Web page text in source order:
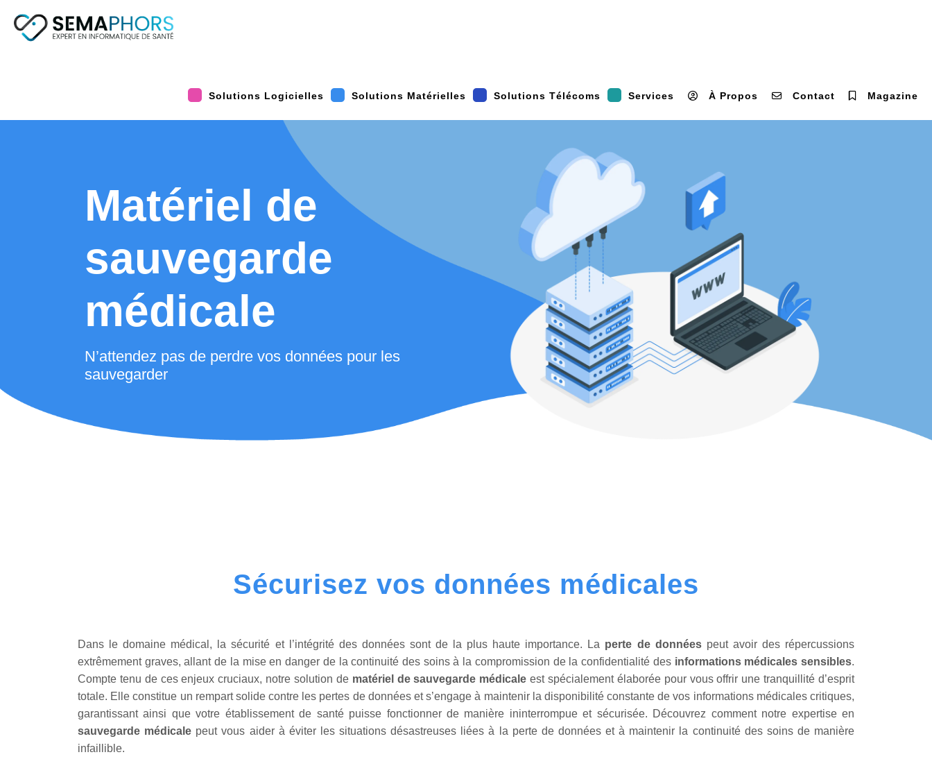
Solutions Logicielles Solutions Matérielles Solutions Télécoms Services À Propos Contact Magazine
Matériel de
sauvegarde
médicale
N’attendez pas de perdre vos données pour les
sauvegarder
Sécurisez vos données médicales
Dans le domaine médical, la sécurité et l’intégrité des données sont de la plus haute importance. La perte de donnéespeut avoir des répercussions
extrêmement graves, allant de la mise en danger de la continuité des soins à la compromission de la confidentialité des informations médicales sensibles.
Compte tenu de ces enjeux cruciaux, notre solution de matériel de sauvegarde médicale est spécialement élaborée pour vous offrir une tranquillité d’esprit
totale. Elle constitue un rempart solide contre les pertes de données et s’engage à maintenir la disponibilité constante de vos informations médicales critiques,
garantissant ainsi que votre établissement de santé puisse fonctionner de manière ininterrompue et sécurisée. Découvrez comment notre expertise en
sauvegarde médicale peut vous aider à éviter les situations désastreuses liées à la perte de données et à maintenir la continuité des soins de manière
infaillible.